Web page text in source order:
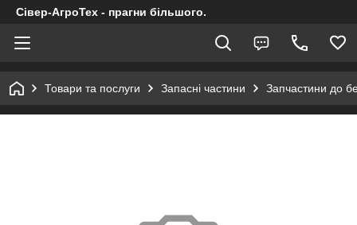
Сівер-АгроТех - прагни більшого.
Товари та послуги Запасні частини Запчастини до